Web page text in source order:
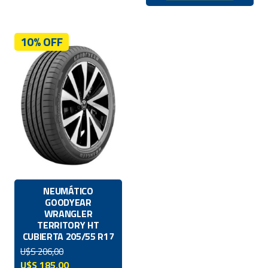
NEUMÁTICO
GOODYEAR
WRANGLER
TERRITORY HT
CUBIERTA 205/55 R17
U$S206,00
El
U$S185,00
10% OFF
El